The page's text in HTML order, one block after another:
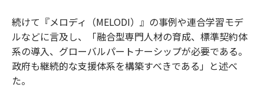
続けて『メロディ（MELODI）』の事例や連合学習モデ
ルなどに言及し、「融合型専門人材の育成、標準契約体
系の導入、グローバルパートナーシップが必要である。
政府も継続的な支援体系を構築すべきである」と述べ
た。